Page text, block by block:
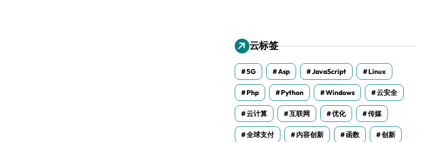
云标签
5G Asp JavaScript Linux
Php Python Windows 云安全
云计算 互联网 优化 传媒
全球支付 内容创新 函数 创新